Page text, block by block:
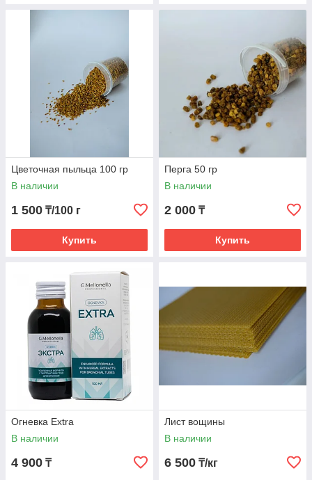
Цветочная пыльца 100 гр
В наличии
1 500 ₸/100 г
Купить
Перга 50 гр
В наличии
2 000 ₸
Купить
Огневка Extra
В наличии
4 900 ₸
Лист вощины
В наличии
6 500 ₸/кг